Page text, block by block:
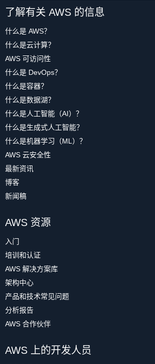
了解有关 AWS 的信息
什么是 AWS？
什么是云计算？
AWS 可访问性
什么是 DevOps？
什么是容器？
什么是数据湖？
什么是人工智能（AI）？
什么是生成式人工智能？
什么是机器学习（ML）？
AWS 云安全性
最新资讯
博客
新闻稿
AWS 资源
入门
培训和认证
AWS 解决方案库
架构中心
产品和技术常见问题
分析报告
AWS 合作伙伴
AWS 上的开发人员